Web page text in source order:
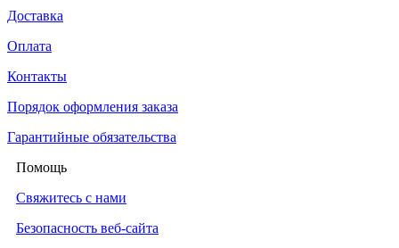
Доставка
Оплата
Контакты
Порядок оформления заказа
Гарантийные обязательства
Помощь
Свяжитесь с нами
Безопасность веб-сайта